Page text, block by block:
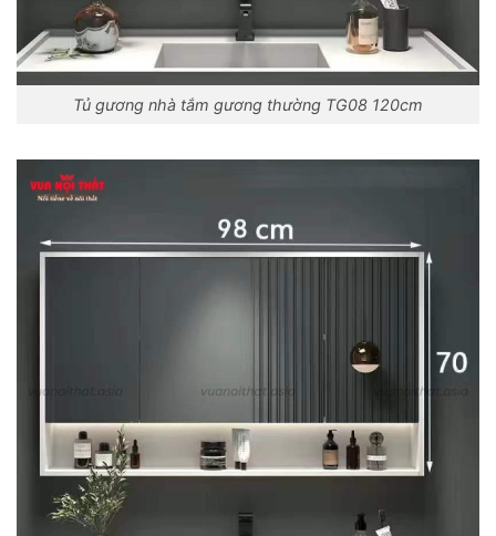
Tủ gương nhà tắm gương thường TG08 120cm